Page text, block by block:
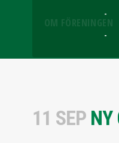
-
-
OM FÖRENINGEN
11 SEPNY